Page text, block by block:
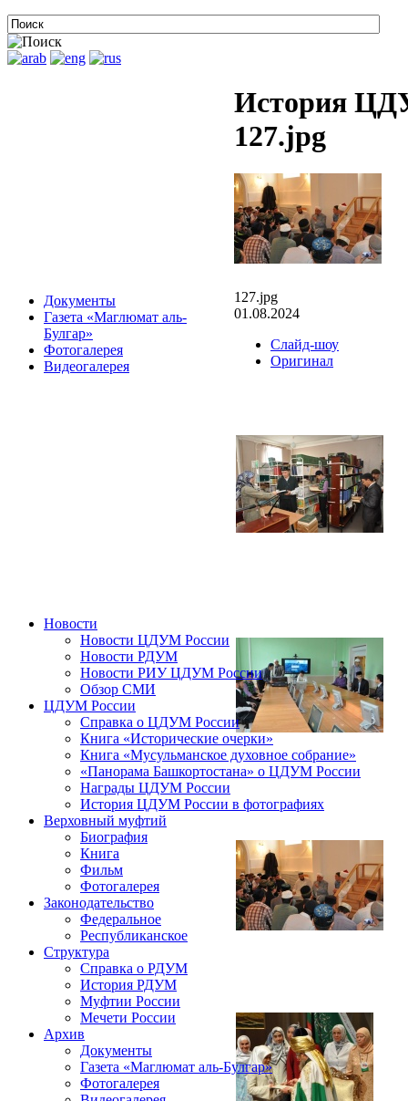
Документы
Газета «Маглюмат аль-
Булгар»
Фотогалерея
Видеогалерея
История
127.jpg
127.jpg
01.08.2024
Слайд-шоу
Оригинал
Новости
Новости ЦДУМ России
Новости РДУМ
Новости РИУ ЦДУМ России
Обзор СМИ
ЦДУМ России
Справка о ЦДУМ России
Книга «Исторические очерки»
Книга «Мусульманское духовное собрание»
«Панорама Башкортостана» о ЦДУМ России
Награды ЦДУМ России
История ЦДУМ России в фотографиях
Верховный муфтий
Биография
Книга
Фильм
Фотогалерея
Законодательство
Федеральное
Республиканское
Структура
Справка о РДУМ
История РДУМ
Муфтии России
Мечети России
Архив
Документы
Газета «Маглюмат аль-Булгар»
Фотогалерея